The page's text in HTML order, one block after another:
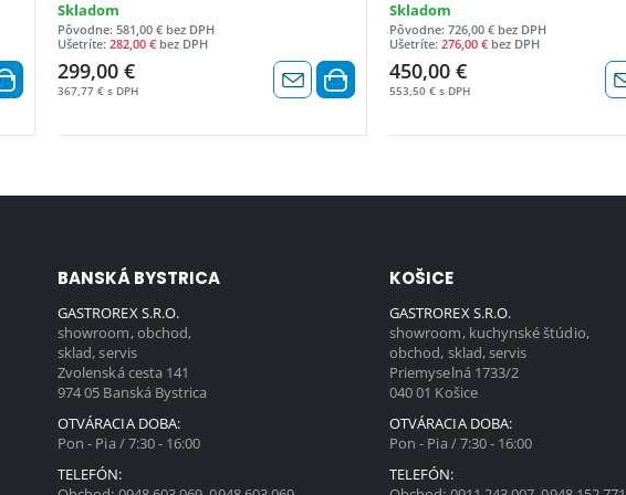
Skladom
Pôvodne: 581,00 € bez DPH
Ušetríte: 282,00 € bez DPH
299,00 €
367,77 € s DPH
Skladom
Pôvodne: 726,00 € bez DPH
Ušetríte: 276,00 € bez DPH
450,00 €
553,50 € s DPH
BANSKÁ BYSTRICA
GASTROREX S.R.O.
showroom, obchod,
sklad, servis
Zvolenská cesta 141
974 05 Banská Bystrica
OTVÁRACIA DOBA:
Pon - Pia / 7:30 - 16:00
TELEFÓN:
KOŠICE
GASTROREX S.R.O.
showroom, kuchynské štúdio,
obchod, sklad, servis
Priemyselná 1733/2
040 01 Košice
OTVÁRACIA DOBA:
Pon - Pia / 7:30 - 16:00
TELEFÓN: